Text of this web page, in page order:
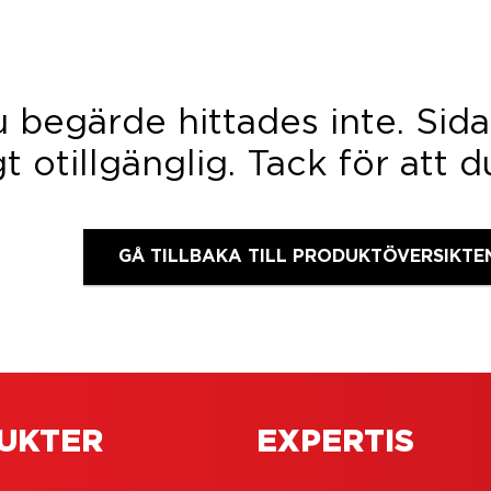
begärde hittades inte.
otillgänglig. Tack för att
GÅ TILLBAKA TILL
EXPERTIS